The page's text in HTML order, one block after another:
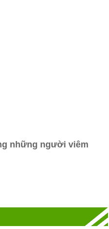
những người viêm